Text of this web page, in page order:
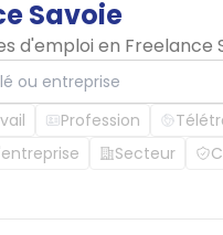
Savoie
d'emploi en Freelance
entreprise
Profession
Secteur